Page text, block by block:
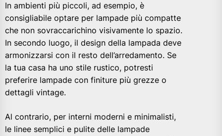
In ambienti più piccoli, ad esempio, è
consigliabile optare per lampade più compatte
che non sovraccarichino visivamente lo spazio.
In secondo luogo, il design della lampada deve
armonizzarsi con il resto dell’arredamento. Se
la tua casa ha uno stile rustico, potresti
preferire lampade con finiture più grezze o
dettagli vintage.
Al contrario, per interni moderni e minimalisti,
le linee semplici e pulite delle lampade